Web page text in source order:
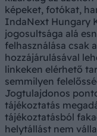
képeket, fotókat,
IndaNext Hungary
jogosultsága alá
felhasználása csak
hozzájárulásával
linkeken elérhető
semmilyen
Jogtulajdonos
tájékoztatás
tájékoztatásból
helytállást nem